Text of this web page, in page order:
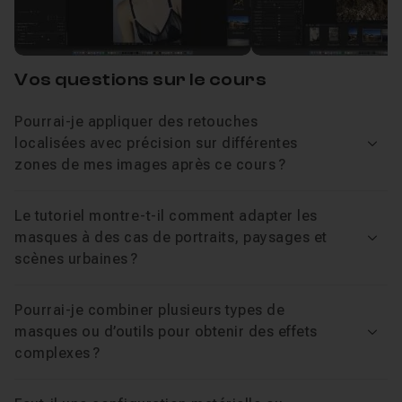
flux de travail et à maîtriser les outils avancés de
Toute personne utilisant Capture One et désirant
approfondir ses connaissances en retouche locale.
Tous les fichiers source sont fournis (session
Capture One contenant les RAW).
Je reste disponible dans le salon d'entraide pour
Je propose en complément une
formation complète à
Capture One.
Les masques manuels 04m33
Leçon 5 La Plage Luma 05m43
Leçon 6 Exercice 1 - Retouche de Portrait
Leçon 8
Vos questions sur le cours
Pourrai-je appliquer des retouches
localisées avec précision sur différentes
zones de mes images après ce cours ?
Le tutoriel montre-t-il comment adapter les
masques à des cas de portraits, paysages et
scènes urbaines ?
Pourrai-je combiner plusieurs types de
masques ou d’outils pour obtenir des effets
complexes ?